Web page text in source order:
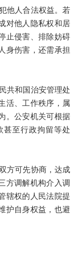
人合法权益。若
对他人隐私权和居
止侵害、排除妨碍
身伤害，还需承担
和国治安管理处
活、工作秩序，属
。公安机关可根据
甚至行政拘留等处
可先协商，达成
方调解机构介入调
辖权的人民法院提
护自身权益，也避